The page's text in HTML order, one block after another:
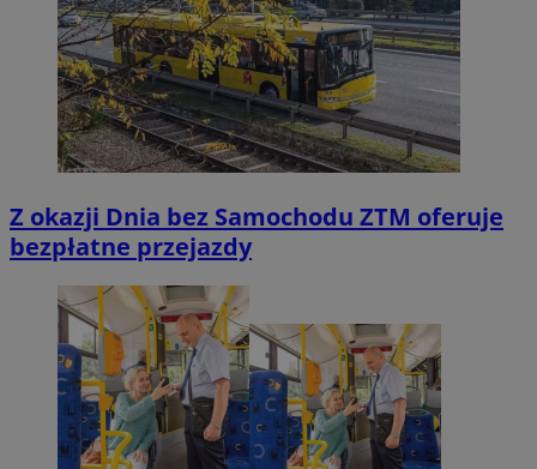
Z okazji Dnia bez Samochodu ZTM oferuje
bezpłatne przejazdy